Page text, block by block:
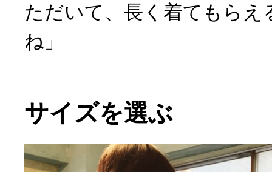
ただいて、長く着てもらえ
ね」
サイズを選ぶ